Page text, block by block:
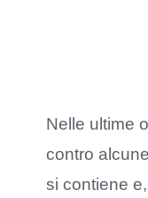
Nelle ultime
contro
si contiene